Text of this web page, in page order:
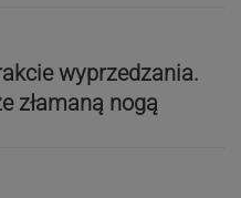
wyprzedzania.
złamaną nogą